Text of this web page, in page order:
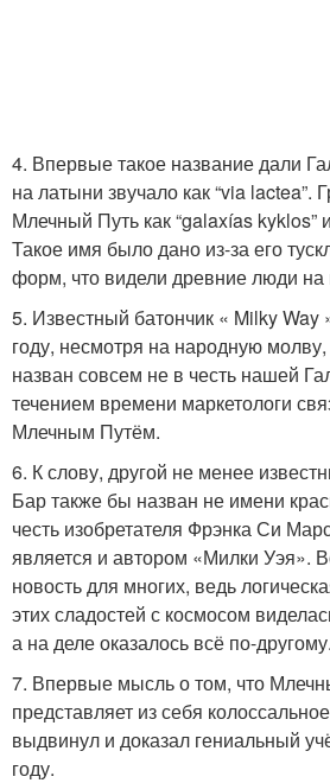
4. Впервые такое название дали
на латыни звучало как “via lactea”.
Млечный Путь как “galaxías kyklos”
Такое имя было дано из-за его
форм, что видели древние люди на
5. Известный батончик « Milky Way
году, несмотря на народную
назван совсем не в честь нашей
течением времени маркетологи
Млечным Путём.
6. К слову, другой не менее
Бар также бы назван не имени
честь изобретателя Фрэнка Си
является и автором «Милки Уэя».
новость для многих, ведь
этих сладостей с космосом
а на деле оказалось всё по-другому.
7. Впервые мысль о том, что
представляет из себя
выдвинул и доказал гениальный
году.